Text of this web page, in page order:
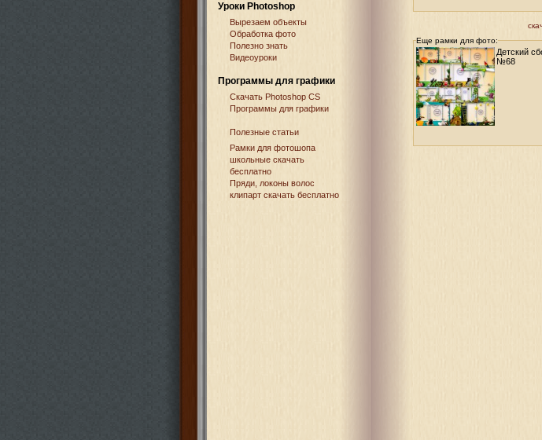
Уроки Photoshop
Вырезаем объекты
Обработка фото
Полезно знать
Видеоуроки
Программы для графики
Cкачать Photoshop CS
Программы для графики
Полезные статьи
Рамки для фотошопа
школьные скачать
бесплатно
Пряди, локоны волос
клипарт скачать бесплатно
Еще рамки для фото:
Детский
№68